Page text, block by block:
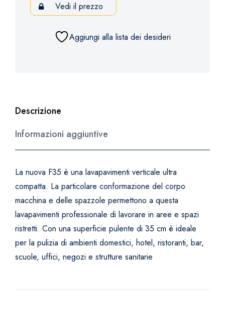
Vedi il prezzo
Aggiungi alla lista dei desideri
Descrizione
Informazioni aggiuntive
La nuova F35 è una lavapavimenti verticale ultra
compatta. La particolare conformazione del corpo
macchina e delle spazzole permettono a questa
lavapavimenti professionale di lavorare in aree e spazi
ristretti. Con una superficie pulente di 35 cm è ideale
per la pulizia di ambienti domestici, hotel, ristoranti, bar,
scuole, uffici, negozi e strutture sanitarie